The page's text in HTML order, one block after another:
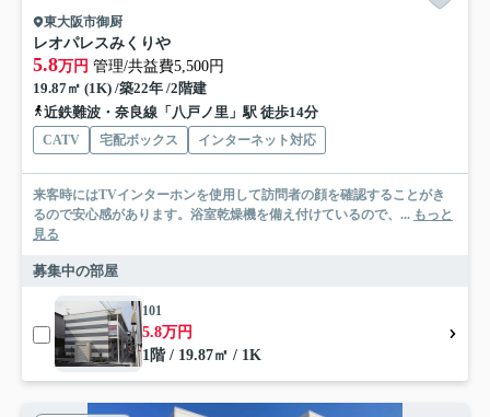
東大阪市御厨
レオパレスみくりや
5.8万円 管理/共益費5,500円
19.87㎡ (1K) /築22年 /2階建
近鉄難波・奈良線「八戸ノ里」駅 徒歩14分
CATV 宅配ボックス インターネット対応
来客時にはTVインターホンを使用して訪問者の顔を確認することがき
るので安心感があります。浴室乾燥機を備え付けているので、... もっと
見る
募集中の部屋
101
5.8万円
1階 / 19.87㎡ / 1K